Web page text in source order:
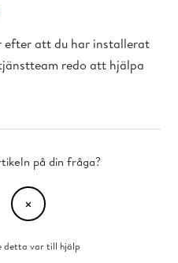
att du har installerat
redo att hjälpa
på din fråga?
detta var till hjälp